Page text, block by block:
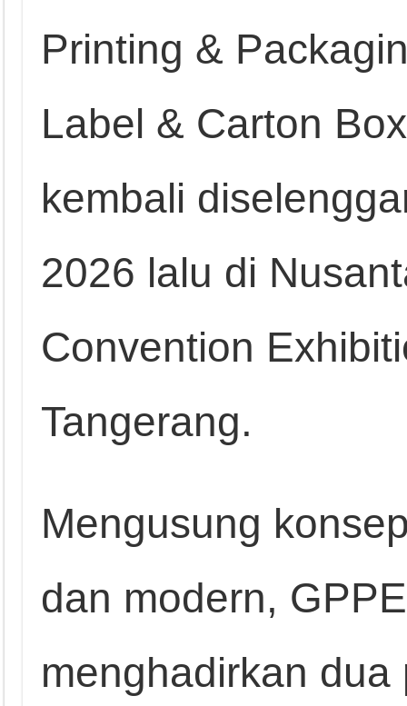
Printing &
Label & Carton
kembali
2026 lalu di
Convention
Tangerang.
Mengusung
dan modern,
menghadirkan